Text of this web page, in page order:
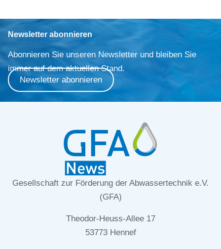
Newsletter abonnieren
Abonnieren Sie unseren Newsletter und bleiben Sie
immer auf dem aktuellen Stand.
Newsletter abonnieren
Gesellschaft zur Förderung der Abwassertechnik e.V.
(GFA)
Theodor-Heuss-Allee 17
53773 Hennef